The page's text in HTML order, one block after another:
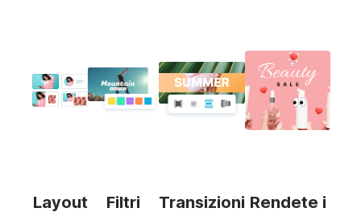
Layout
Filtri
Transizioni Rendete i